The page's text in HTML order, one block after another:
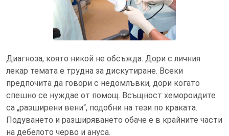
Диагноза, която никой не обсъжда. Дори с личния
лекар темата е трудна за дискутиране. Всеки
предпочита да говори с недомлъвки, дори когато
спешно се нуждае от помощ. Всъщност хемороидите
са „разширени вени“, подобни на тези по краката.
Подуването и разширяването обаче е в крайните части
на дебелото черво и ануса.